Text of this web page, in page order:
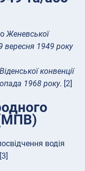
Женевської
вересня 1949 року
Віденської конвенції
1968 року. [2]
(МПВ)
водія